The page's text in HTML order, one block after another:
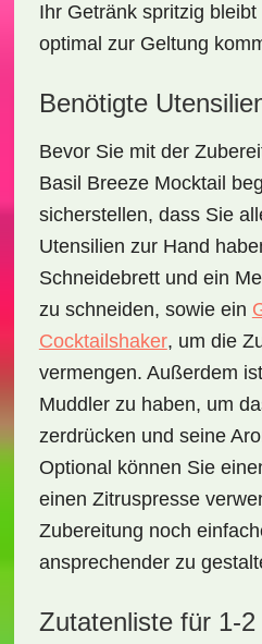
Ihr Getränk spritzig
optimal zur Geltung
Benötigte
Bevor Sie mit der
Basil Breeze Mocktail
sicherstellen, dass Sie
Utensilien zur Hand
Schneidebrettund ein
zu schneiden, sowie ein
Cocktailshaker, um die
vermengen. Außerdem
Muddlerzu haben, um
zerdrücken und seine
Optional können Sie
einen Zitruspresse
Zubereitung noch
ansprechender zu
Zutatenliste für 1-